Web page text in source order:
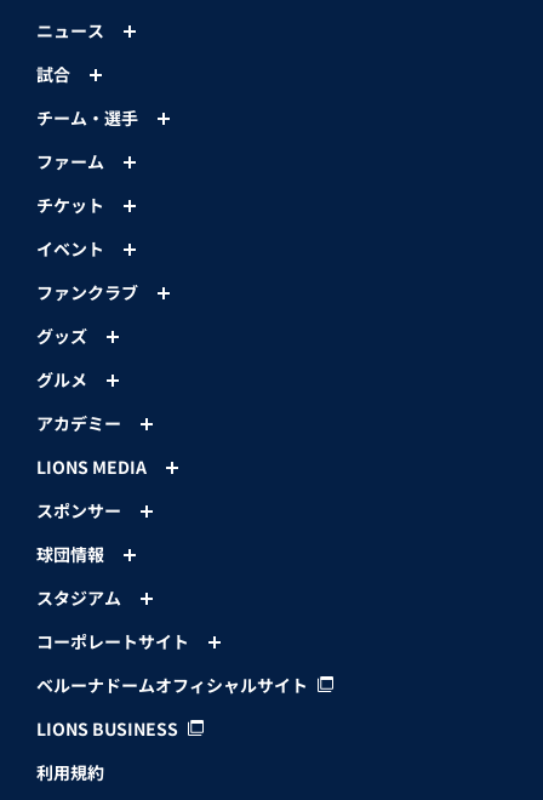
ニュース
試合
チーム・選手
ファーム
チケット
イベント
ファンクラブ
グッズ
グルメ
アカデミー
LIONS MEDIA
スポンサー
球団情報
スタジアム
コーポレートサイト
ベルーナドームオフィシャルサイト
LIONS BUSINESS
利用規約